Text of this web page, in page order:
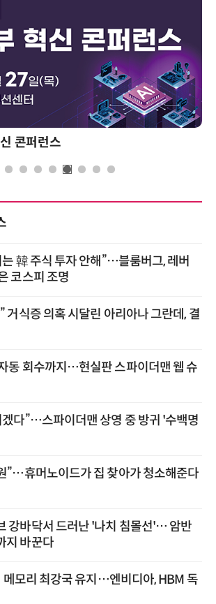
콘퍼런스
는 韓 주식 투자 안해”…블룸버그, 레버
코스피 조명
거식증 의혹 시달린 아리아나 그란데, 결
동 회수까지…현실판 스파이더맨 웹 슈
겠다”…스파이더맨 상영 중 방귀 '수백명
”…휴머노이드가 집 찾아가 청소해준다
강바닥서 드러난 '나치 침몰선'… 암반
지 바꾼다
메모리 최강국 유지…엔비디아, HBM 독